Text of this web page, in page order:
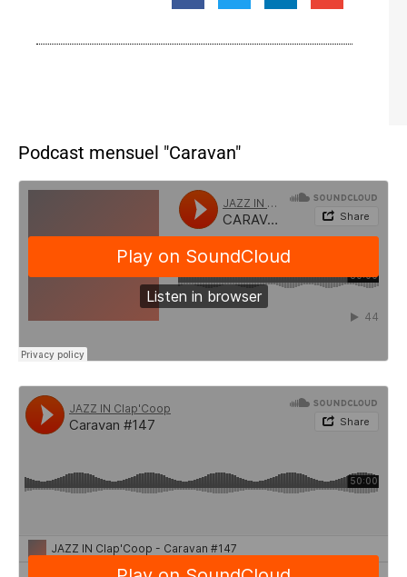
Podcast mensuel "Caravan"